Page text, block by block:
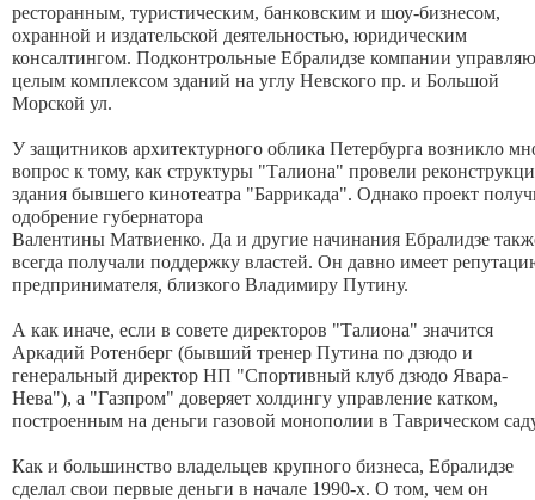
ресторанным, туристическим, банковским и шоу-бизнесом,
охранной и издательской деятельностью, юридическим
консалтингом. Подконтрольные Ебралидзе компании
целым комплексом зданий на углу Невского пр. и Большой
Морской ул.
У защитников архитектурного облика Петербурга возникло
вопрос к тому, как структуры "Талиона" провели
здания бывшего кинотеатра "Баррикада". Однако проект
одобрение губернатора
Валентины Матвиенко. Да и другие начинания Ебралидзе
всегда получали поддержку властей. Он давно имеет
предпринимателя, близкого Владимиру Путину.
А как иначе, если в совете директоров "Талиона" значится
Аркадий Ротенберг (бывший тренер Путина по дзюдо и
генеральный директор НП "Спортивный клуб дзюдо Явара-
Нева"), а "Газпром" доверяет холдингу управление катком,
построенным на деньги газовой монополии в Таврическом
Как и большинство владельцев крупного бизнеса, Ебралидзе
сделал свои первые деньги в начале 1990-х. О том, чем он